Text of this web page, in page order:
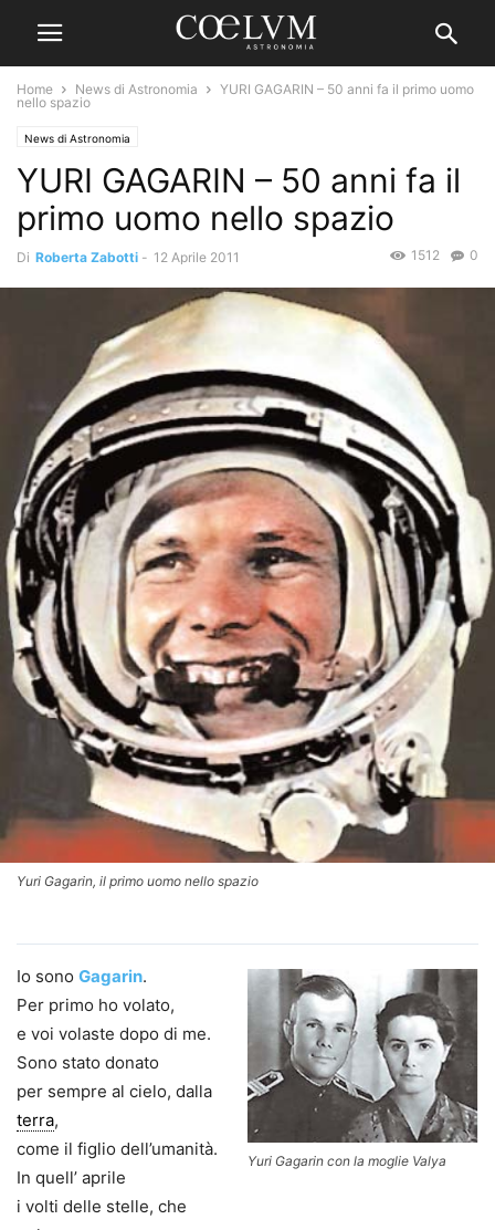
Home News di Astronomia
YURI GAGARIN – 50 anni fa il primo uomo
nello spazio
News di Astronomia
YURI GAGARIN – 50 anni fa il
primo uomo nello spazio
Di Roberta Zabotti - 12 Aprile 2011 0
1512
Yuri Gagarin, il primo uomo nello spazio
Yuri Gagarin con la moglie Valya
Io sono Gagarin.
Per primo ho volato,
e voi volaste dopo di me.
Sono stato donato
per sempre al cielo, dalla
terra,
come il figlio dell’umanità.
In quell’ aprile
i volti delle stelle, che